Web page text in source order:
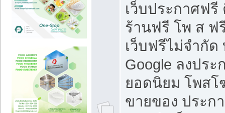
เว็บประกาศฟ
ร้านฟรี โพ ส ฟ
เว็บฟรีไม่จำกัด
Google ลงประ
ยอดนิยม โพส
ขายของ ประก